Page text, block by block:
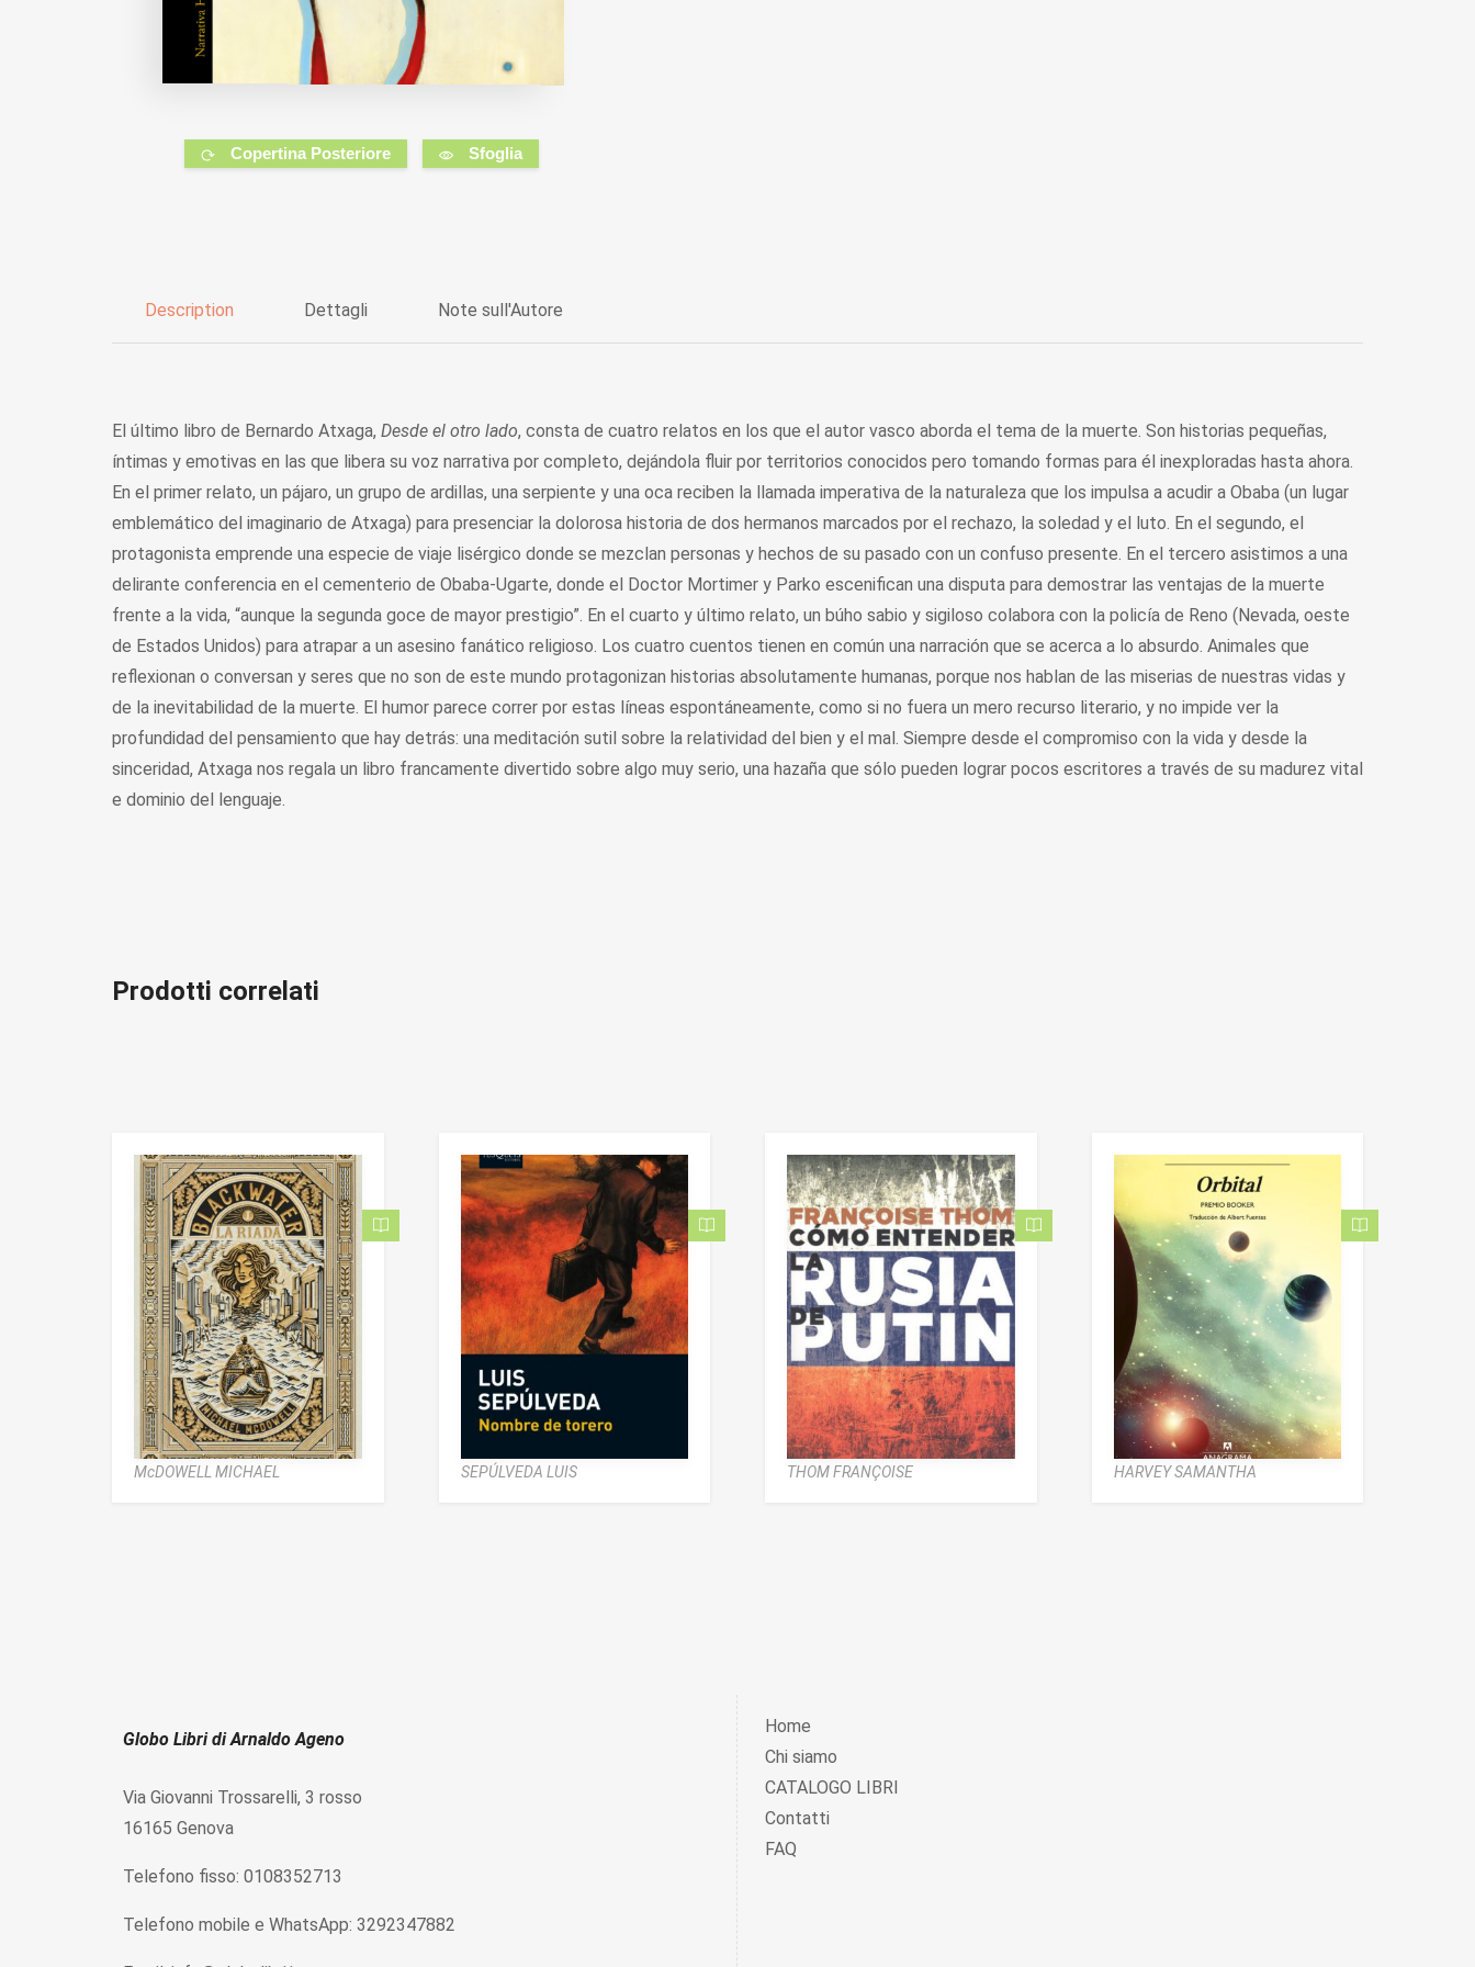
Copertina Posteriore Sfoglia
Description Dettagli Note sull'Autore
El último libro de Bernardo Atxaga, Desde el otro lado, consta de cuatro relatos en los que el autor vasco aborda el tema de la muerte. Son historias pequeñas,
íntimas y emotivas en las que libera su voz narrativa por completo, dejándola fluir por territorios conocidos pero tomando formas para él inexploradas hasta ahora.
En el primer relato, un pájaro, un grupo de ardillas, una serpiente y una oca reciben la llamada imperativa de la naturaleza que los impulsa a acudir a Obaba (un lugar
emblemático del imaginario de Atxaga) para presenciar la dolorosa historia de dos hermanos marcados por el rechazo, la soledad y el luto. En el segundo, el
protagonista emprende una especie de viaje lisérgico donde se mezclan personas y hechos de su pasado con un confuso presente. En el tercero asistimos a una
delirante conferencia en el cementerio de Obaba-Ugarte, donde el Doctor Mortimer y Parko escenifican una disputa para demostrar las ventajas de la muerte
frente a la vida, “aunque la segunda goce de mayor prestigio”. En el cuarto y último relato, un búho sabio y sigiloso colabora con la policía de Reno (Nevada, oeste
de Estados Unidos) para atrapar a un asesino fanático religioso. Los cuatro cuentos tienen en común una narración que se acerca a lo absurdo. Animales que
reflexionan o conversan y seres que no son de este mundo protagonizan historias absolutamente humanas, porque nos hablan de las miserias de nuestras vidas y
de la inevitabilidad de la muerte. El humor parece correr por estas líneas espontáneamente, como si no fuera un mero recurso literario, y no impide ver la
profundidad del pensamiento que hay detrás: una meditación sutil sobre la relatividad del bien y el mal. Siempre desde el compromiso con la vida y desde la
sinceridad, Atxaga nos regala un libro francamente divertido sobre algo muy serio, una hazaña que sólo pueden lograr pocos escritores a través de su madurez vital
e dominio del lenguaje.
Prodotti correlati
McDOWELL MICHAEL SEPÚLVEDA LUIS THOM FRANÇOISE HARVEY SAMANTHA
Globo Libri di Arnaldo Ageno
Via Giovanni Trossarelli, 3 rosso
16165 Genova
Telefono fisso: 0108352713
Telefono mobile e WhatsApp: 3292347882
Home
Chi siamo
CATALOGO LIBRI
Contatti
FAQ